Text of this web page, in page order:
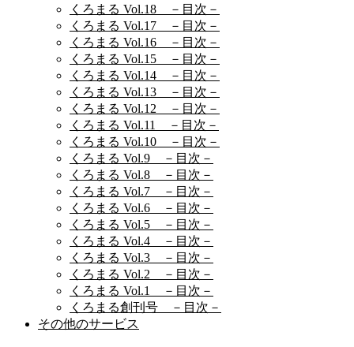
くろまる Vol.18 －目次－
くろまる Vol.17 －目次－
くろまる Vol.16 －目次－
くろまる Vol.15 －目次－
くろまる Vol.14 －目次－
くろまる Vol.13 －目次－
くろまる Vol.12 －目次－
くろまる Vol.11 －目次－
くろまる Vol.10 －目次－
くろまる Vol.9 －目次－
くろまる Vol.8 －目次－
くろまる Vol.7 －目次－
くろまる Vol.6 －目次－
くろまる Vol.5 －目次－
くろまる Vol.4 －目次－
くろまる Vol.3 －目次－
くろまる Vol.2 －目次－
くろまる Vol.1 －目次－
くろまる創刊号 －目次－
その他のサービス